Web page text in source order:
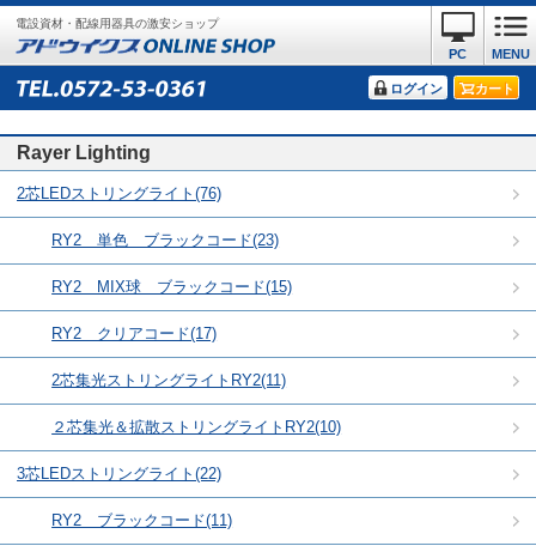
電設資材・配線用器具の激安ショップ
MENU
PC
ログイン カート
Rayer Lighting
2芯LEDストリングライト(76)
RY2 単色 ブラックコード(23)
RY2 MIX球 ブラックコード(15)
RY2 クリアコード(17)
2芯集光ストリングライトRY2(11)
２芯集光＆拡散ストリングライトRY2(10)
3芯LEDストリングライト(22)
RY2 ブラックコード(11)